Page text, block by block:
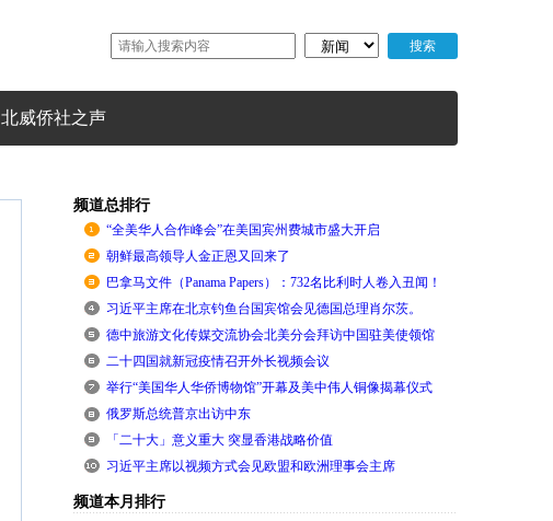
北威侨社之声
频道总排行
“全美华人合作峰会”在美国宾州费城市盛大开启
朝鲜最高领导人金正恩又回来了
巴拿马文件（Panama Papers）：732名比利时人卷入丑闻！
习近平主席在北京钓鱼台国宾馆会见德国总理肖尔茨。
德中旅游文化传媒交流协会北美分会拜访中国驻美使领馆
二十四国就新冠疫情召开外长视频会议
举行“美国华人华侨博物馆”开幕及美中伟人铜像揭幕仪式
俄罗斯总统普京出访中东
「二十大」意义重大 突显香港战略价值
习近平主席以视频方式会见欧盟和欧洲理事会主席
频道本月排行